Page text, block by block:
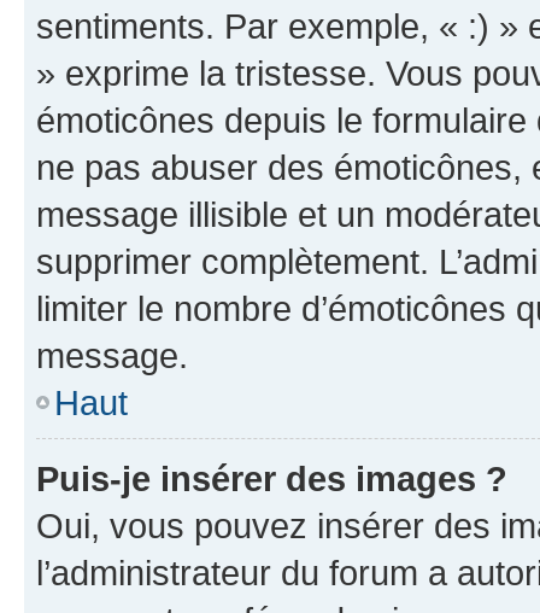
sentiments. Par exemple, « :) »
» exprime la tristesse. Vous
émoticônes depuis le
ne pas abuser des
message illisible et un
supprimer complètement.
limiter le nombre d’émoticônes
message.
Haut
Puis-je insérer des images ?
Oui, vous pouvez insérer des
l’administrateur du forum a